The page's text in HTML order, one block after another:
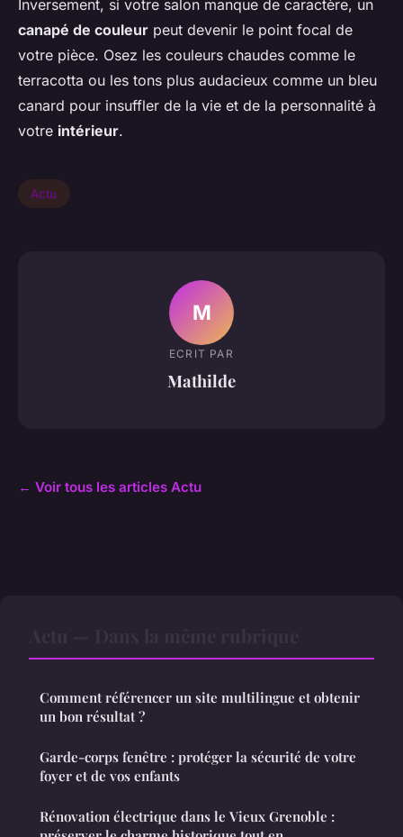
Inversement, si votre salon manque de caractère, un
canapé de couleur peut devenir le point focal de
votre pièce. Osez les couleurs chaudes comme le
terracotta ou les tons plus audacieux comme un bleu
canard pour insuffler de la vie et de la personnalité à
votre intérieur.
Actu
M
ECRIT PAR
Mathilde
← Voir tous les articles Actu
Comment référencer un site multilingue et obtenir
un bon résultat ?
Garde-corps fenêtre : protéger la sécurité de votre
foyer et de vos enfants
Rénovation électrique dans le Vieux Grenoble :